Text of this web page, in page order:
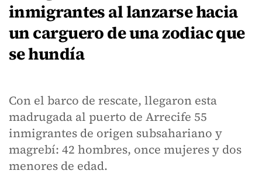
inmigrantes al lanzarse hacia
un carguero de una zodiac que
se hundía
Con el barco de rescate, llegaron esta
madrugada al puerto de Arrecife 55
inmigrantes de origen subsahariano y
magrebí: 42 hombres, once mujeres y dos
menores de edad.